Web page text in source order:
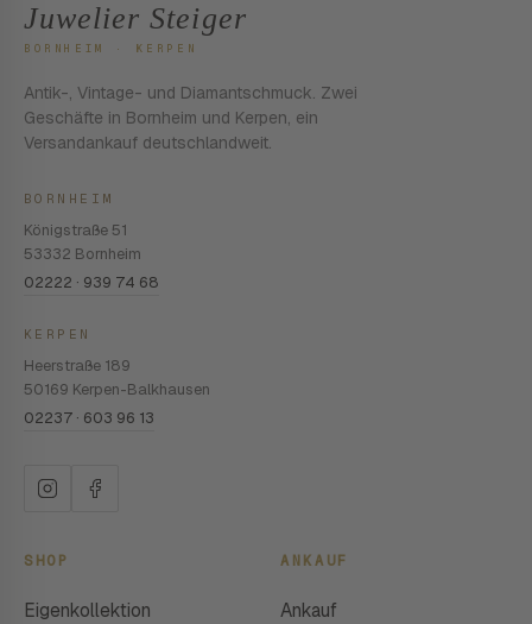
Juwelier Steiger
BORNHEIM · KERPEN
Antik-, Vintage- und Diamantschmuck. Zwei
Geschäfte in Bornheim und Kerpen, ein
Versandankauf deutschlandweit.
BORNHEIM
Königstraße 51
53332 Bornheim
02222 · 939 74 68
KERPEN
Heerstraße 189
50169 Kerpen-Balkhausen
02237 · 603 96 13
SHOP
Eigenkollektion
ANKAUF
Ankauf